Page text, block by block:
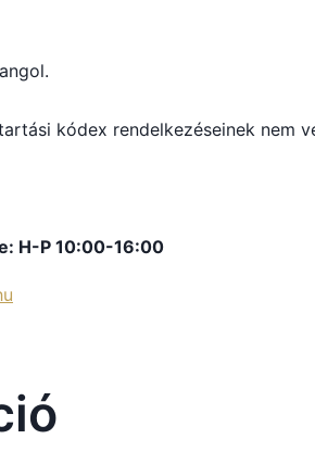
kódex rendelkezéseinek nem
H-P 10:00-16:00